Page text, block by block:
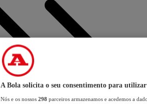
A Bola solicita o seu consentimento para utilizar
Nós e os nossos 298 parceiros armazenamos e acedemos a